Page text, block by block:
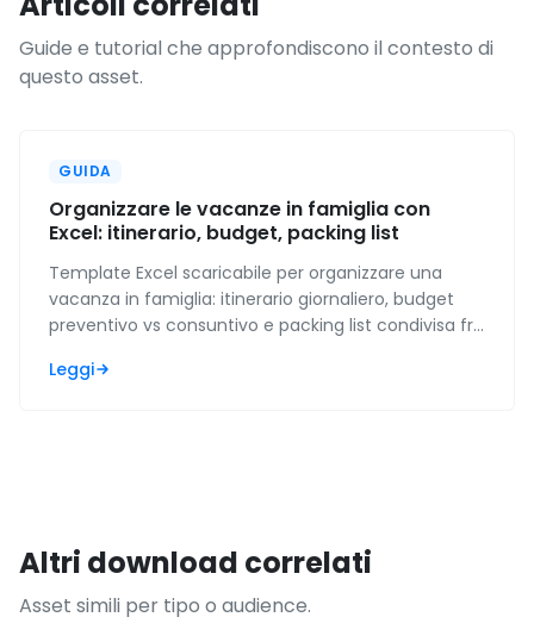
Guide e tutorial che approfondiscono il contesto di
questo asset.
GUIDA
Organizzare le vacanze in famiglia con
Excel: itinerario, budget, packing list
Template Excel scaricabile per organizzare una
vacanza in famiglia: itinerario giornaliero, budget
preventivo vs consuntivo e packing list condivisa fra
Leggi
Altri download correlati
Asset simili per tipo o audience.